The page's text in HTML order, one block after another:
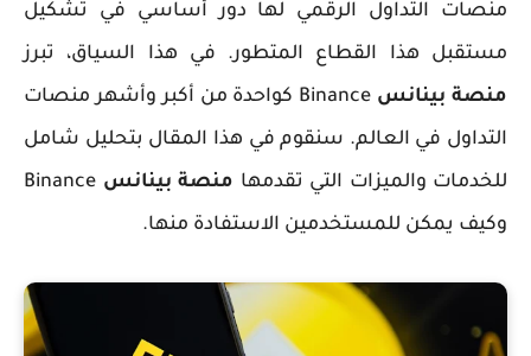
منصات التداول الرقمي لها دور أساسي في تشكيل
مستقبل هذا القطاع المتطور. في هذا السياق، تبرز
منصة بينانس
Binance كواحدة من أكبر وأشهر منصات
التداول في العالم. سنقوم في هذا المقال بتحليل شامل
للخدمات والميزات التي تقدمها منصة بينانس Binance
وكيف يمكن للمستخدمين الاستفادة منها.